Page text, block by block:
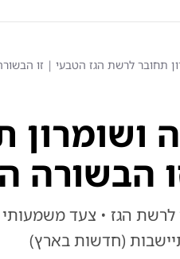
תחובר לרשת הגז הטבעי | זו
הבשורה
הגז • צעד משמעותי
(חדשות בארץ)